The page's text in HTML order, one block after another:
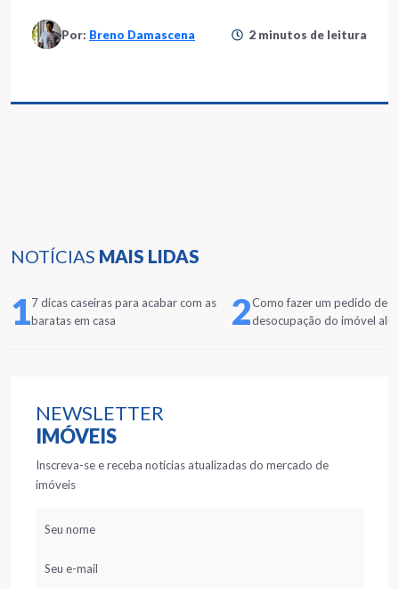
NOTÍCIAS MAIS LIDAS
17 dicas caseiras para acabar com as
baratas em casa
2Como fazer um pedido de
desocupação do imóvel
NEWSLETTER
IMÓVEIS
Inscreva-se e receba notícias atualizadas do mercado de
imóveis
Por: Breno Damascena 2 minutos de leitura